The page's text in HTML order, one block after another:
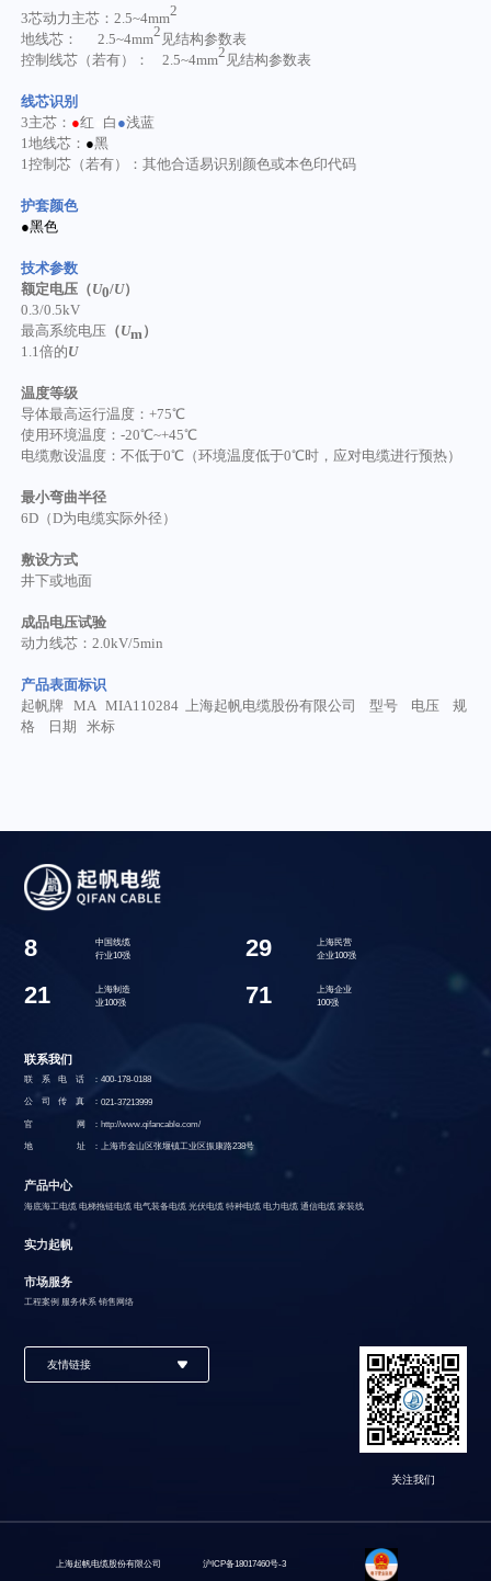
3芯动力主芯：2.5~4mm2
地线芯：
2.5~4mm2 见结构参数表
控制线芯（若有）：
2.5~4mm2 见结构参数表
线芯识别
3主芯： ●红 白 ●浅蓝
1地线芯： ●黑
1控制芯（若有）：其他合适易识别颜色或本色印代码
护套颜色
●黑色
技术参数
额定电压（U0/U）
0.3/0.5kV
最高系统电压 （Um）
1.1倍的U
温度等级
导体最高运行温度：+75℃
使用环境温度：-20℃~+45℃
电缆敷设温度：不低于0℃（环境温度低于0℃时，应对电缆进行预热）
最小弯曲半径
6D（D为电缆实际外径）
敷设方式
井下或地面
成品电压试验
动力线芯： 2.0kV/5min
产品表面标识
起帆牌 MA MIA110284 上海起帆电缆股份有限公司 型号 电压 规
格 日期 米标
8
中国线缆
行业10强
29
上海民营
企业100强
21
上海制造
业100强
71
上海企业
100强
联系我们
联系电话：400-178-0188
公司传真：021-37213999
官 网：http://www.qifancable.com/
地 址：上海市金山区张堰镇工业区振康路238号
产品中心
海底海工电缆 电梯拖链电缆 电气装备电缆 光伏电缆 特种电缆 电力电缆 通信电缆 家装线
实力起帆
市场服务
工程案例 服务体系 销售网络
友情链接
关注我们
上海起帆电缆股份有限公司 沪ICP备18017460号-3